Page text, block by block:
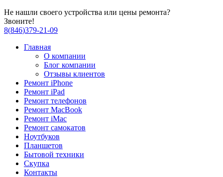
Не нашли своего устройства или цены ремонта?
Звоните!
8(846)379-21-09
Главная
О компании
Блог компании
Отзывы клиентов
Ремонт iPhone
Ремонт iPad
Ремонт телефонов
Ремонт MacBook
Ремонт iMac
Ремонт самокатов
Ноутбуков
Планшетов
Бытовой техники
Скупка
Контакты